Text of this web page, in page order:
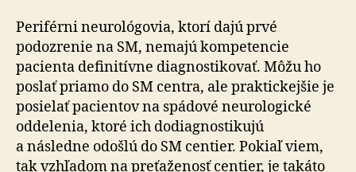
Periférni neurológovia, ktorí dajú prvé
podozrenie na SM, nemajú kompetencie
pacienta definitívne diagnostikovať. Môžu ho
poslať priamo do SM centra, ale praktickejšie je
posielať pacientov na spádové neurologické
oddelenia, ktoré ich dodiagnostikujú
a následne odošlú do SM centier. Pokiaľ viem,
tak vzhľadom na preťaženosť centier, je takáto